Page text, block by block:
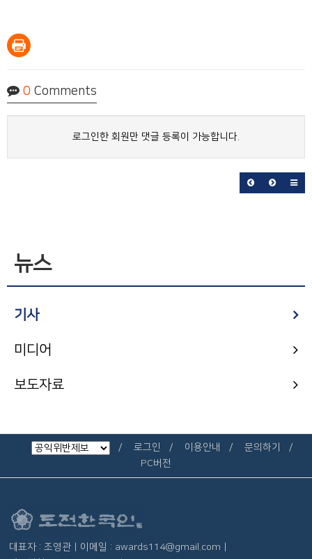
0 Comments
로그인한 회원만 댓글 등록이 가능합니다.
뉴스
기사
미디어
보도자료
로그인 이용안내
문의하기
PC버전
대표자 : 조영관 | 이메일 : awards114@gmail.com |